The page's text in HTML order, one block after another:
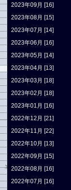
2023年09月 [16]
2023年08月 [15]
2023年07月 [14]
2023年06月 [16]
2023年05月 [14]
2023年04月 [13]
2023年03月 [18]
2023年02月 [18]
2023年01月 [16]
2022年12月 [21]
2022年11月 [22]
2022年10月 [13]
2022年09月 [15]
2022年08月 [16]
2022年07月 [16]